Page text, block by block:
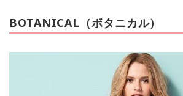
BOTANICAL（ボタニカル）